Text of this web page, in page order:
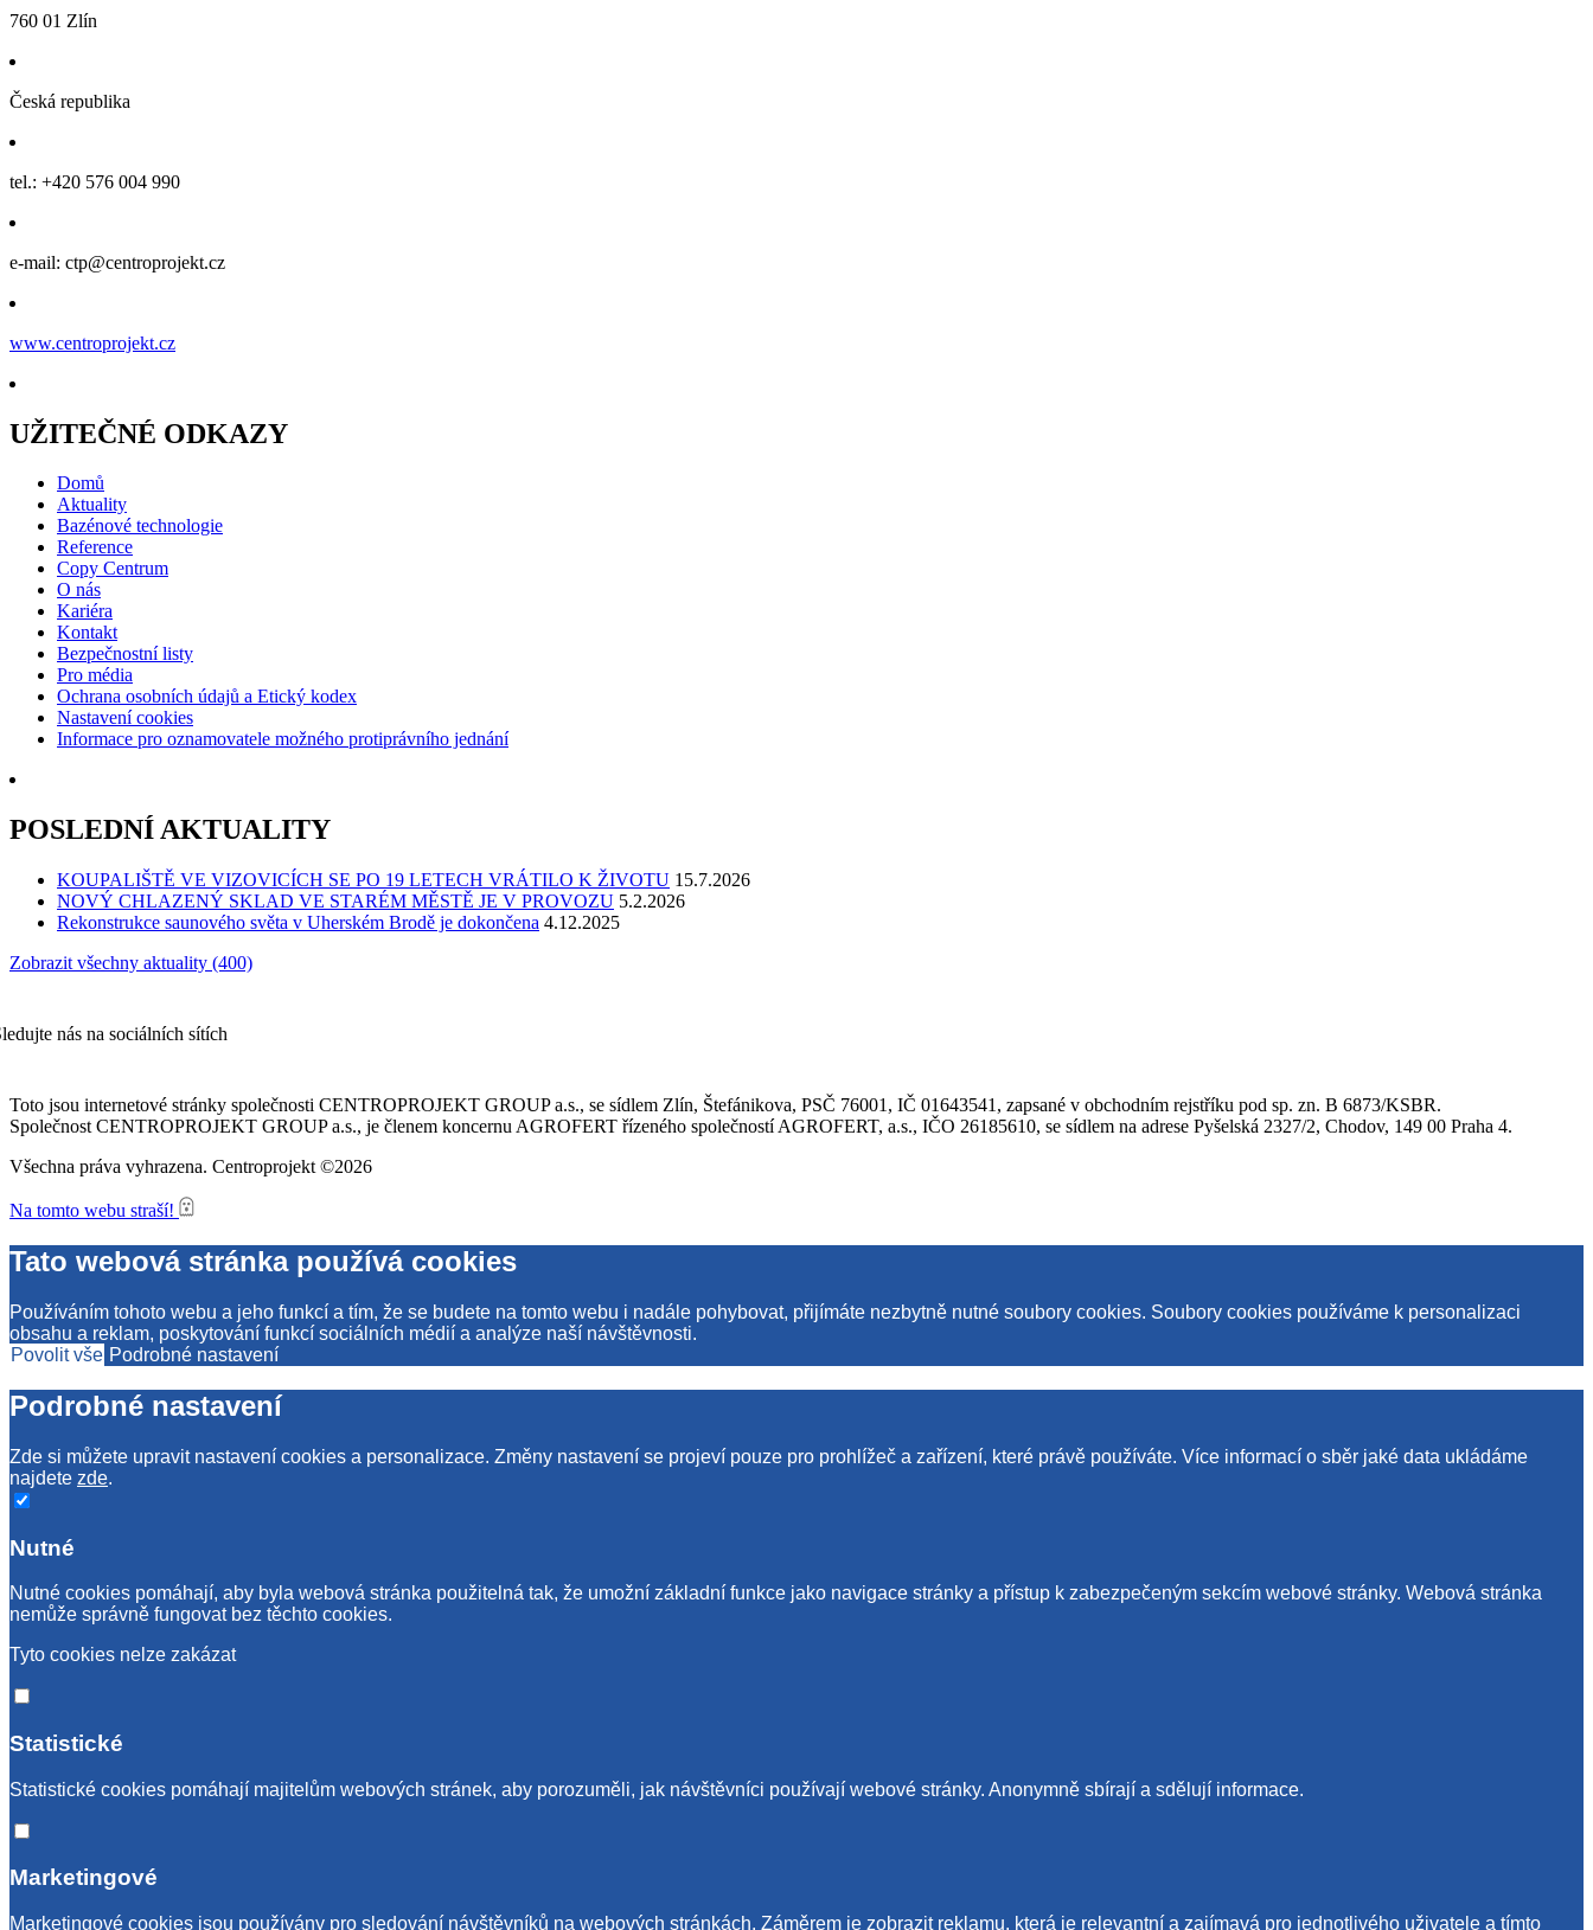
760 01 Zlín
Česká republika
tel.: +420 576 004 990
e-mail: ctp@centroprojekt.cz
www.centroprojekt.cz
UŽITEČNÉ ODKAZY
Domů
Aktuality
Bazénové technologie
Reference
Copy Centrum
O nás
Kariéra
Kontakt
Bezpečnostní listy
Pro média
Ochrana osobních údajů a Etický kodex
Nastavení cookies
Informace pro oznamovatele možného protiprávního jednání
POSLEDNÍ AKTUALITY
KOUPALIŠTĚ VE VIZOVICÍCH SE PO 19 LETECH VRÁTILO K ŽIVOTU 15.7.2026
NOVÝ CHLAZENÝ SKLAD VE STARÉM MĚSTĚ JE V PROVOZU 5.2.2026
Rekonstrukce saunového světa v Uherském Brodě je dokončena 4.12.2025
Zobrazit všechny aktuality (400)
nás na sociálních sítích
Toto jsou internetové stránky společnosti CENTROPROJEKT GROUP a.s., se sídlem Zlín, Štefánikova, PSČ 76001, IČ 01643541, zapsané v obchodním rejstříku pod sp. zn. B 6873/KSBR.
Společnost CENTROPROJEKT GROUP a.s., je členem koncernu AGROFERT řízeného společností AGROFERT, a.s., IČO 26185610, se sídlem na adrese Pyšelská 2327/2, Chodov, 149 00 Praha 4.
Všechna práva vyhrazena. Centroprojekt ©2026
Na tomto webu straší!
Tato webová stránka používá cookies
Používáním tohoto webu a jeho funkcí a tím, že se budete na tomto webu i nadále pohybovat, přijímáte nezbytně nutné soubory cookies. Soubory cookies používáme k personalizaci
obsahu a reklam, poskytování funkcí sociálních médií a analýze naší návštěvnosti.
Povolit vše Podrobné nastavení
Podrobné nastavení
Zde si můžete upravit nastavení cookies a personalizace. Změny nastavení se projeví pouze pro prohlížeč a zařízení, které právě používáte. Více informací o sběr jaké data ukládáme
najdete zde.
Nutné
Nutné cookies pomáhají, aby byla webová stránka použitelná tak, že umožní základní funkce jako navigace stránky a přístup k zabezpečeným sekcím webové stránky. Webová stránka
nemůže správně fungovat bez těchto cookies.
Tyto cookies nelze zakázat
Statistické
Statistické cookies pomáhají majitelům webových stránek, aby porozuměli, jak návštěvníci používají webové stránky. Anonymně sbírají a sdělují informace.
Marketingové
Marketingové cookies jsou používány pro sledování návštěvníků na webových stránkách. Záměrem je zobrazit reklamu, která je relevantní a zajímavá pro jednotlivého uživatele a tímto